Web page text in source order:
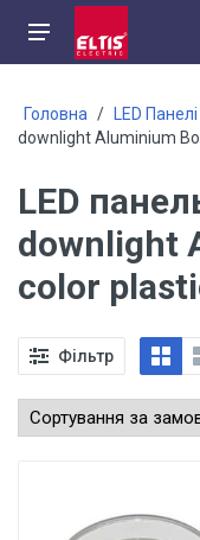
Головна / LED
downlight Aluminium
LED
downlight
color
Фільтр